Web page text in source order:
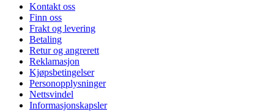
Kontakt oss
Finn oss
Frakt og levering
Betaling
Retur og angrerett
Reklamasjon
Kjøpsbetingelser
Personopplysninger
Nettsvindel
Informasjonskapsler